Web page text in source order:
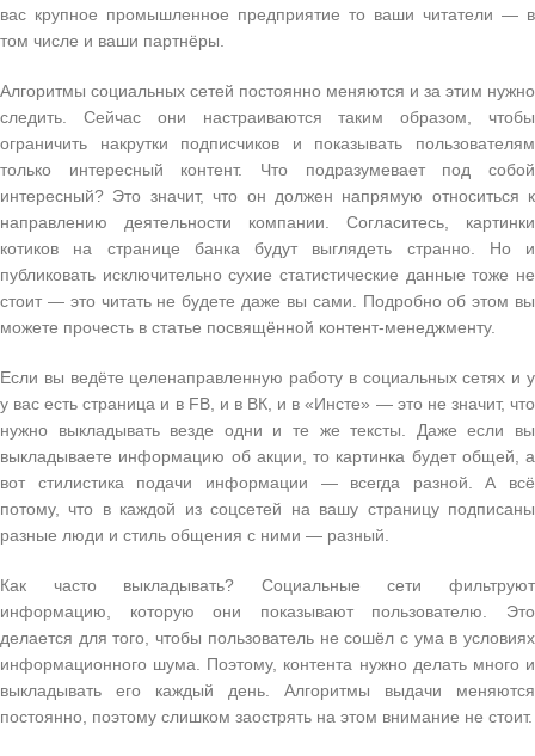
вас крупное промышленное предприятие то ваши читатели — в
том числе и ваши партнёры.
Алгоритмы социальных сетей постоянно меняются и за этим нужно
следить. Сейчас они настраиваются таким образом, чтобы
ограничить накрутки подписчиков и показывать пользователям
только интересный контент. Что подразумевает под собой
интересный? Это значит, что он должен напрямую относиться к
направлению деятельности компании. Согласитесь, картинки
котиков на странице банка будут выглядеть странно. Но и
публиковать исключительно сухие статистические данные тоже не
стоит — это читать не будете даже вы сами. Подробно об этом вы
можете прочесть в статье посвящённой контент-менеджменту.
Если вы ведёте целенаправленную работу в социальных сетях и у
у вас есть страница и в FB, и в ВК, и в «Инсте» — это не значит, что
нужно выкладывать везде одни и те же тексты. Даже если вы
выкладываете информацию об акции, то картинка будет общей, а
вот стилистика подачи информации — всегда разной. А всё
потому, что в каждой из соцсетей на вашу страницу подписаны
разные люди и стиль общения с ними — разный.
Как часто выкладывать? Социальные сети фильтруют
информацию, которую они показывают пользователю. Это
делается для того, чтобы пользователь не сошёл с ума в условиях
информационного шума. Поэтому, контента нужно делать много и
выкладывать его каждый день. Алгоритмы выдачи меняются
постоянно, поэтому слишком заострять на этом внимание не стоит.